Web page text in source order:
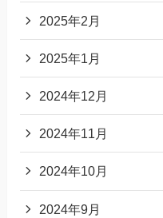
2025年2月
2025年1月
2024年12月
2024年11月
2024年10月
2024年9月